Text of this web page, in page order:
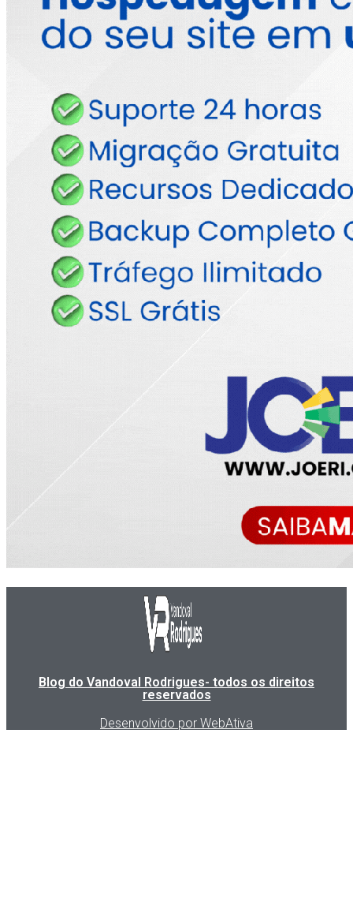
Blog do Vandoval Rodrigues- todos os direitos
reservados
Desenvolvido por WebAtiva